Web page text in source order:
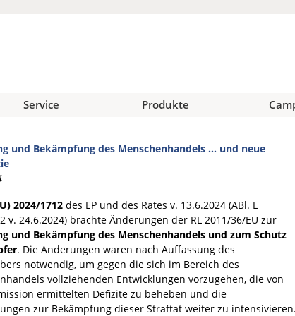
Service Produkte
und Bekämpfung des Menschenhandels … und neue
2024/1712 des EP und des Rates v. 13.6.2024 (ABl. L
v. 24.6.2024) brachte Änderungen der RL 2011/36/EU zur
und Bekämpfung des Menschenhandels und zum Schutz
. Die Änderungen waren nach Auffassung des
notwendig, um gegen die sich im Bereich des
vollziehenden Entwicklungen vorzugehen, die von
ermittelten Defizite zu beheben und die
zur Bekämpfung dieser Straftat weiter zu